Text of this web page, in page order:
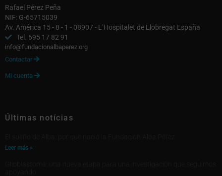
Rafael Pérez Peña
NIF: G-65715039
Av. América 15 - 8 - 1 - 08907 - L’Hospitalet de Llobregat España
Tel. 695 17 82 91
info@fundacionalbaperez.org
Contactar 
Mi cuenta 
Últimas notícias
Leer más »